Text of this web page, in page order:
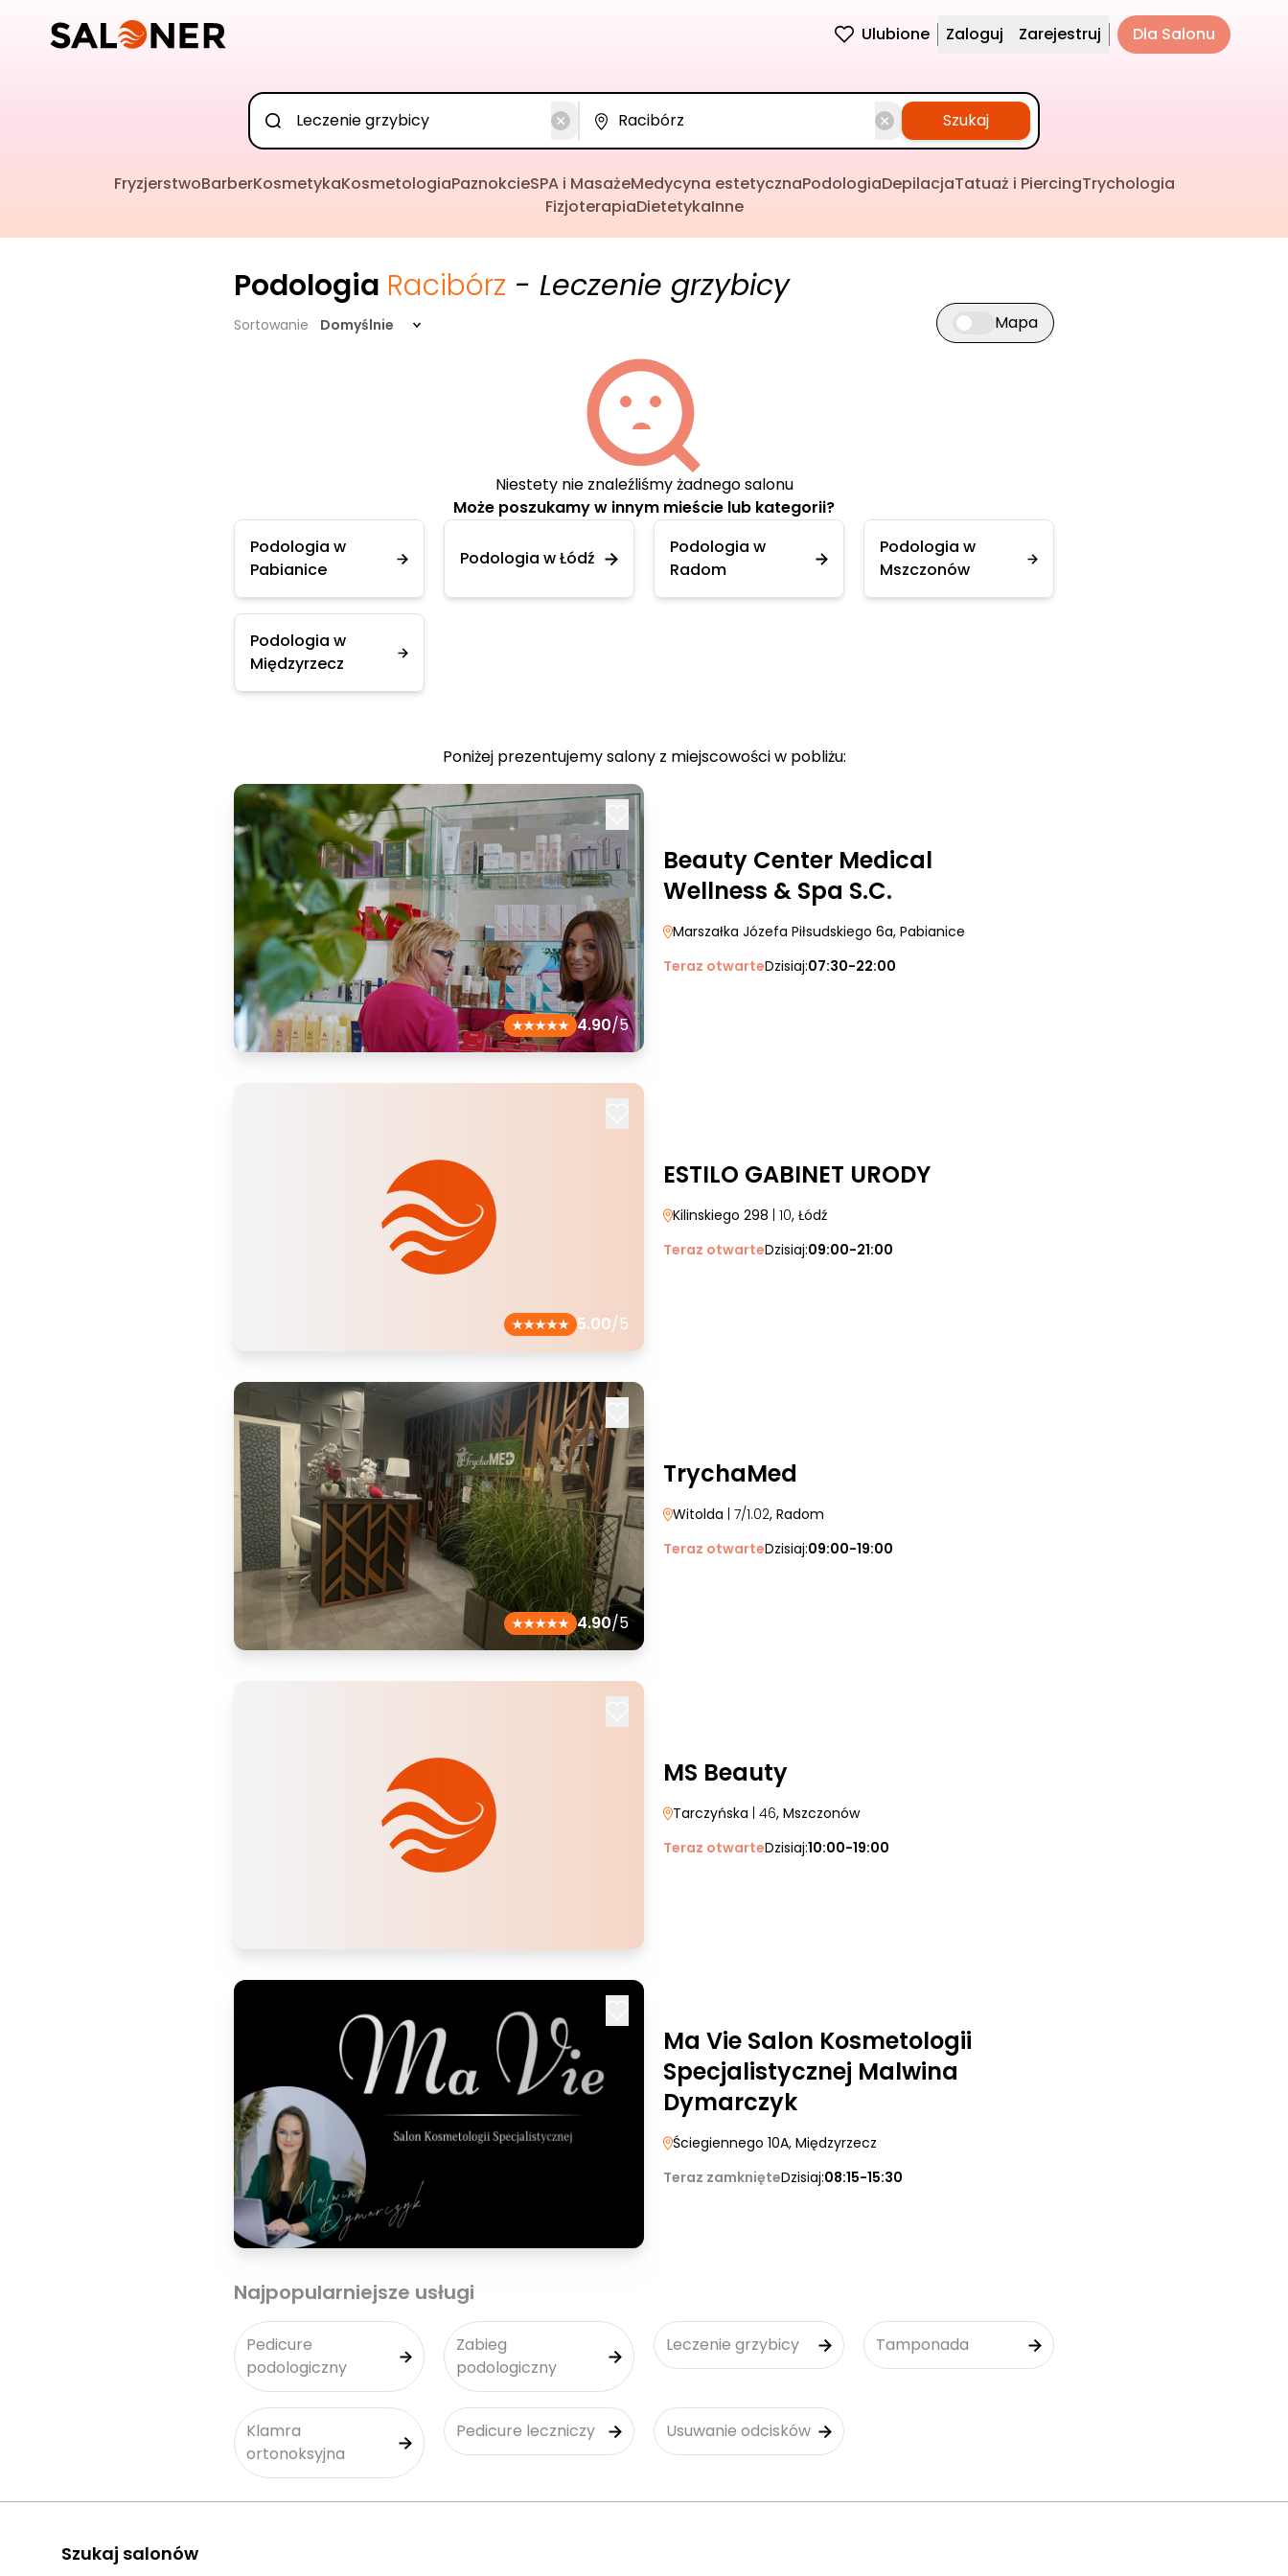
Ulubione Zaloguj Zarejestruj Dla Salonu
Szukaj
FryzjerstwoBarberKosmetykaKosmetologiaPaznokcieSPA i MasażeMedycyna estetycznaPodologiaDepilacjaTatuaż i PiercingTrychologia
FizjoterapiaDietetykaInne
Podologia Racibórz - Leczenie grzybicy
Sortowanie Domyślnie Przełącz widok mapy
Mapa
Niestety nie znaleźliśmy żadnego salonu
Może poszukamy w innym mieście lub kategorii?
Podologia w
Pabianice
Podologia w Łódź
Podologia w
Radom
Podologia w
Mszczonów
Podologia w
Międzyrzecz
Poniżej prezentujemy salony z miejscowości w pobliżu:
4.90/5
Beauty Center Medical
Wellness & Spa S.C.
Marszałka Józefa Piłsudskiego 6a, Pabianice
Teraz otwarteDzisiaj:07:30-22:00
5.00/5
ESTILO GABINET URODY
Kilinskiego 298 | 10, Łódź
Teraz otwarteDzisiaj:09:00-21:00
4.90/5
TrychaMed
Witolda | 7/1.02, Radom
Teraz otwarteDzisiaj:09:00-19:00
MS Beauty
Tarczyńska | 46, Mszczonów
Teraz otwarteDzisiaj:10:00-19:00
Ma Vie Salon Kosmetologii
Specjalistycznej Malwina
Dymarczyk
Ściegiennego 10A, Międzyrzecz
Teraz zamknięteDzisiaj:08:15-15:30
Najpopularniejsze usługi
Pedicure
podologiczny
Zabieg
podologiczny
Leczenie grzybicy Tamponada
Klamra
ortonoksyjna
Pedicure leczniczy Usuwanie odcisków
Szukaj salonów